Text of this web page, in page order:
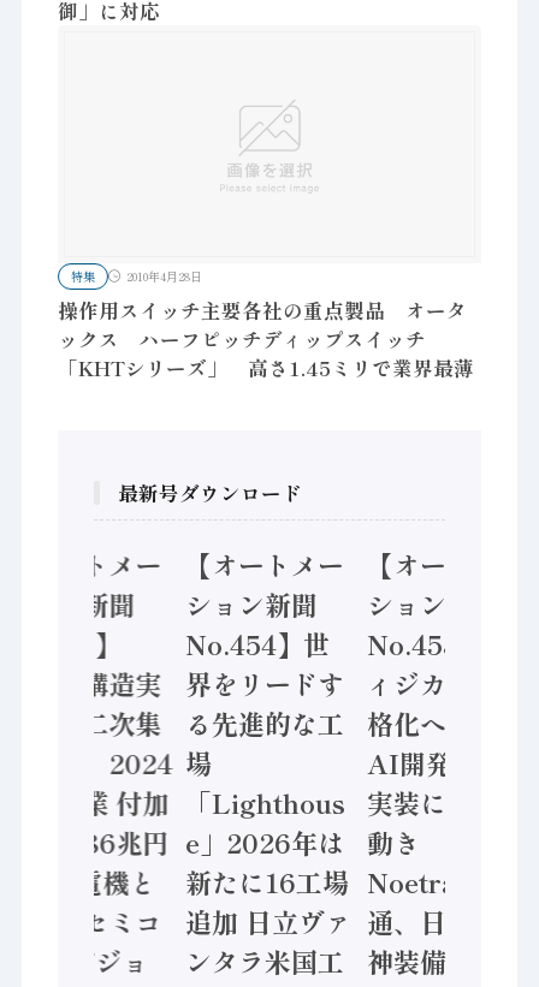
御」に対応
特集 2010年4月28日
操作用スイッチ主要各社の重点製品 オータ
ックス ハーフピッチディップスイッチ
「KHTシリーズ」 高さ1.45ミリで業界最薄
最新号ダウンロード
【オートメー
ション新聞
No.455】
「経済構造実
態調査二次集
計結果」2024
年製造業 付加
価値額86兆円
/ 三菱電機と
ソニーセミコ
ン AIビジョ
【オートメー
ション新聞
No.454】世
界をリードす
る先進的な工
場
「Lighthous
e」2026年は
新たに16工場
追加 日立ヴァ
ンタラ米国工
【オートメー
ション新聞
No.453】フ
ィジカルAI本
格化へ 国産
AI開発や社会
実装に活発な
動き
Noetra、富士
通、日立 / 兵
神装備 ×